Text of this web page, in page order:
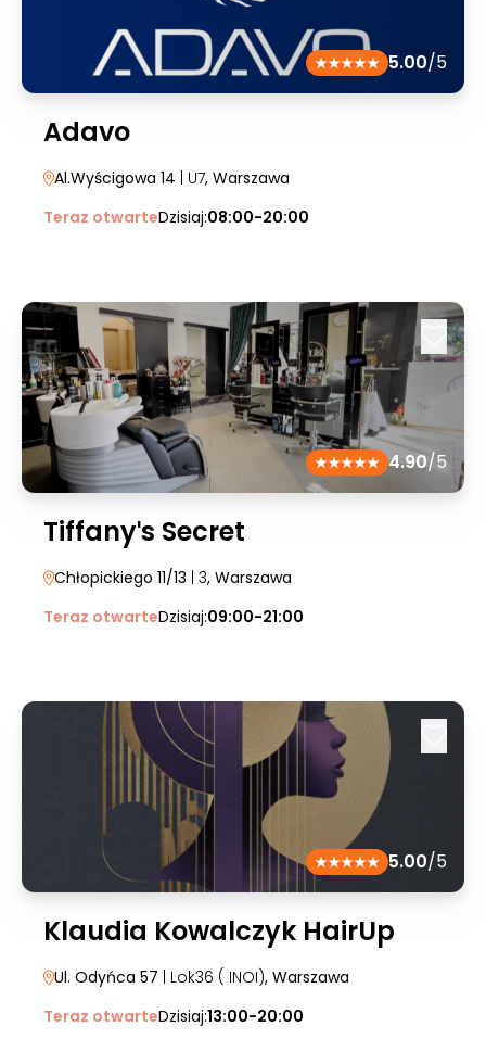
5.00/5
Adavo
Al.Wyścigowa 14 | U7, Warszawa
Teraz otwarteDzisiaj:08:00-20:00
4.90/5
Tiffanyˈs Secret
Chłopickiego 11/13 | 3, Warszawa
Teraz otwarteDzisiaj:09:00-21:00
5.00/5
Klaudia Kowalczyk HairUp
Ul. Odyńca 57 | Lok36 ( INOI), Warszawa
Teraz otwarteDzisiaj:13:00-20:00